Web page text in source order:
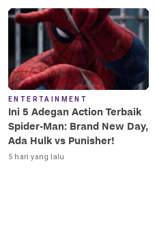
ENTERTAINMENT
Ini 5 Adegan Action Terbaik
Spider-Man: Brand New Day,
Ada Hulk vs Punisher!
5 hari yang lalu